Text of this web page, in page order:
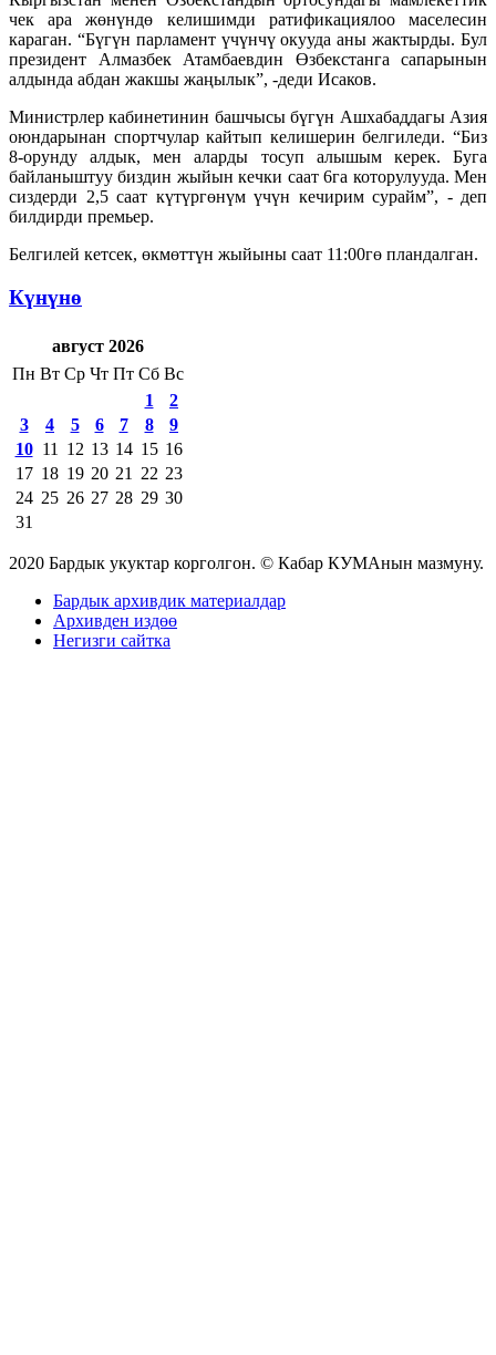
чек ара жөнүндө келишимди ратификациялоо маселесин
караган. “Бүгүн парламент үчүнчү окууда аны жактырды. Бул
президент Алмазбек Атамбаевдин Өзбекстанга сапарынын
алдында абдан жакшы жаңылык”, -деди Исаков.
Министрлер кабинетинин башчысы бүгүн Ашхабаддагы Азия
оюндарынан спортчулар кайтып келишерин белгиледи. “Биз
8-орунду алдык, мен аларды тосуп алышым керек. Буга
байланыштуу биздин жыйын кечки саат 6га которулууда. Мен
сиздерди 2,5 саат күтүргөнүм үчүн кечирим сурайм”, - деп
билдирди премьер.
Белгилей кетсек, өкмөттүн жыйыны саат 11:00гө пландалган.
Күнүнө
август 2026
Пн Вт Ср Чт Пт Сб Вс
1
2
3
4 5 6 7 8
9
10 11 12 13 14 15 16
17 18 19 20 21 22 23
24 25 26 27 28 29 30
31
2020 Бардык укуктар корголгон. © Кабар КУМАнын мазмуну.
Бардык архивдик материалдар
Архивден издөө
Негизги сайтка